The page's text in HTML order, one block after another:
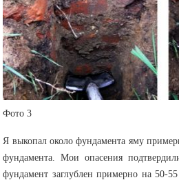
Фото 3
Я выкопал около фундамента яму
фундамента. Мои опасения
фундамент заглублен примерно на 50-